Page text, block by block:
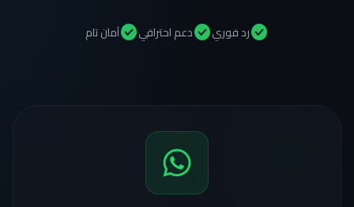
check_circleرد فوريcheck_circleدعم احترافيcheck_circleآمان تام